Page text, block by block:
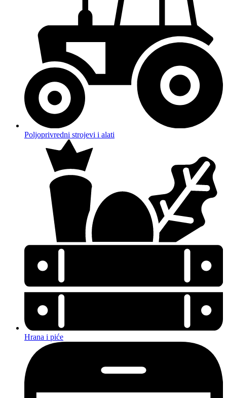
Poljoprivredni strojevi i alati
Hrana i piće